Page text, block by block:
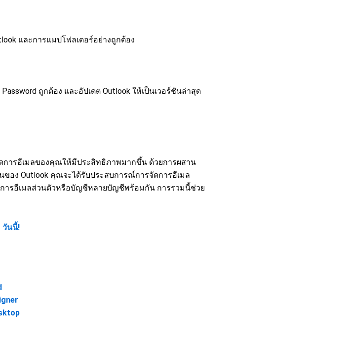
และการแมปโฟลเดอร์อย่างถูกต้อง
ถูกต้อง และอัปเดต Outlook ให้เป็นเวอร์ชันล่าสุด
การอีเมลของคุณให้มีประสิทธิภาพมากขึ้น ด้วยการผสาน
ของ Outlook คุณจะได้รับประสบการณ์การจัดการอีเมล
การอีเมลส่วนตัวหรือบัญชีหลายบัญชีพร้อมกัน การรวมนี้ช่วย
วันนี้!